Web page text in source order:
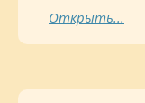
Открыть...